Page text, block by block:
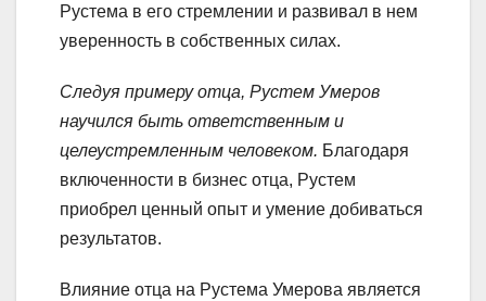
Рустема в его стремлении и развивал в нем
уверенность в собственных силах.
Следуя примеру отца, Рустем Умеров
научился быть ответственным и
целеустремленным человеком. Благодаря
включенности в бизнес отца, Рустем
приобрел ценный опыт и умение добиваться
результатов.
Влияние отца на Рустема Умерова является